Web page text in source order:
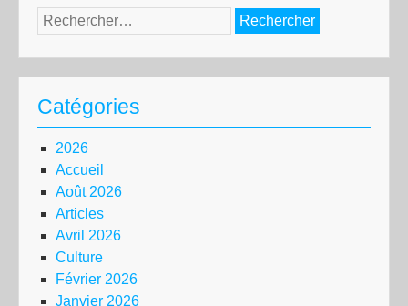
Rechercher :
Catégories
2026
Accueil
Août 2026
Articles
Avril 2026
Culture
Février 2026
Janvier 2026